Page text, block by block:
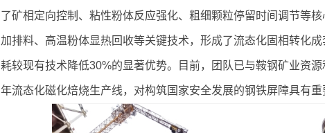
了矿相定向控制、粘性粉体反应强化、粗细颗粒停留时间调节等
加排料、高温粉体显热回收等关键技术，形成了流态化固相转化
耗较现有技术降低30%的显著优势。目前，团队已与鞍钢矿业资
年流态化磁化焙烧生产线，对构筑国家安全发展的钢铁屏障具有重